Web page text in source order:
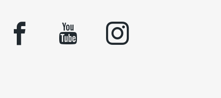
facebook youtube instagram